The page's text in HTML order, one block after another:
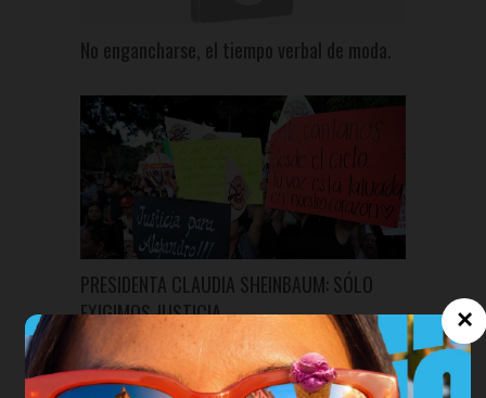
No engancharse, el tiempo verbal de moda.
PRESIDENTA CLAUDIA SHEINBAUM: SÓLO
EXIGIMOS JUSTICIA
×